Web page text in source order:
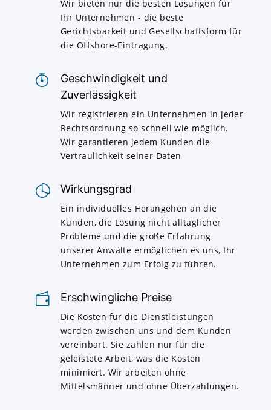
Wir bieten nur die besten Lösungen für
Ihr Unternehmen - die beste
Gerichtsbarkeit und Gesellschaftsform für
die Offshore-Eintragung.
Geschwindigkeit und
Zuverlässigkeit
Wir registrieren ein Unternehmen in jeder
Rechtsordnung so schnell wie möglich.
Wir garantieren jedem Kunden die
Vertraulichkeit seiner Daten
Wirkungsgrad
Ein individuelles Herangehen an die
Kunden, die Lösung nicht alltäglicher
Probleme und die große Erfahrung
unserer Anwälte ermöglichen es uns, Ihr
Unternehmen zum Erfolg zu führen.
Erschwingliche Preise
Die Kosten für die Dienstleistungen
werden zwischen uns und dem Kunden
vereinbart. Sie zahlen nur für die
geleistete Arbeit, was die Kosten
minimiert. Wir arbeiten ohne
Mittelsmänner und ohne Überzahlungen.